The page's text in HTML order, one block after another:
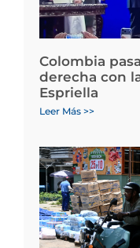
Colombia
derecha con
Espriella
Leer Más >>